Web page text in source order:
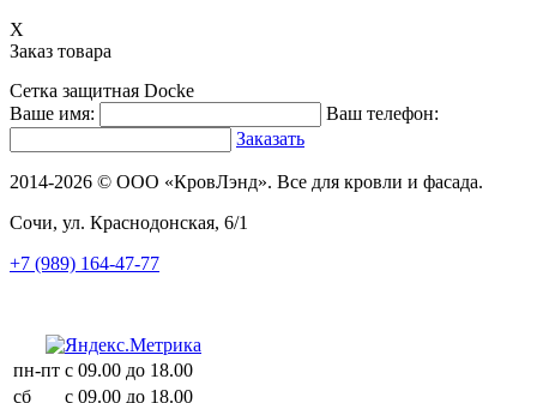
X
Заказ товара
Сетка защитная Docke
Ваше имя:
Ваш телефон:
Заказать
2014-2026 © ООО «КровЛэнд». Все для кровли и фасада.
Сочи, ул. Краснодонская, 6/1
+7 (989) 164-47-77
пн-пт с 09.00 до 18.00
сб
с 09.00 до 18.00